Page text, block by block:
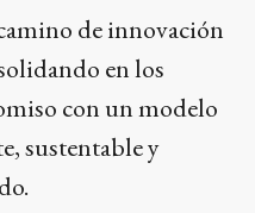
de innovación
en los
con un modelo
sustentable y